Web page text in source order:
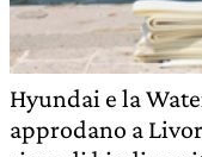
Hyundai e la
approdano a